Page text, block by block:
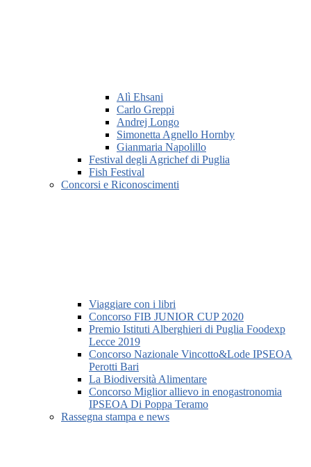
Alì Ehsani
Carlo Greppi
Andrej Longo
Simonetta Agnello Hornby
Gianmaria Napolillo
Festival degli Agrichef di Puglia
Fish Festival
Concorsi e Riconoscimenti
Viaggiare con i libri
Concorso FIB JUNIOR CUP 2020
Premio Istituti Alberghieri di Puglia Foodexp
Lecce 2019
Concorso Nazionale Vincotto&Lode IPSEOA
Perotti Bari
La Biodiversità Alimentare
Concorso Miglior allievo in enogastronomia
IPSEOA Di Poppa Teramo
Rassegna stampa e news